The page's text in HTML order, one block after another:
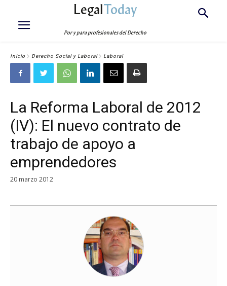
LegalToday
Por y para profesionales del Derecho
Inicio Derecho Social y Laboral Laboral
La Reforma Laboral de 2012
(IV): El nuevo contrato de
trabajo de apoyo a
emprendedores
20 marzo 2012